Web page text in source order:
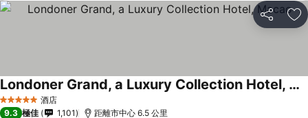
分享 放
5 星級 酒店
Londoner Grand, a Luxury Collection Hotel, Macao
9.3 極佳 1,101 距離市中心 6.5 公里